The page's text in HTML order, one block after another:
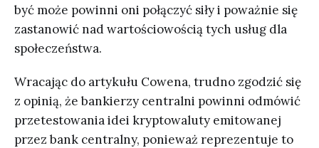
być może powinni oni połączyć siły i poważnie się
zastanowić nad wartościowością tych usług dla
społeczeństwa.
Wracając do artykułu Cowena, trudno zgodzić się
z opinią, że bankierzy centralni powinni odmówić
przetestowania idei kryptowaluty emitowanej
przez bank centralny, ponieważ reprezentuje to